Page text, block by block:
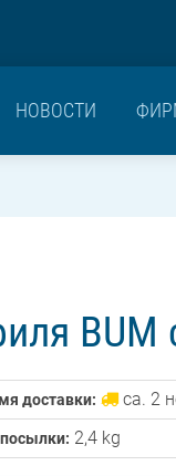
НОВОСТИ
доставки: ca. 2
2,4 kg